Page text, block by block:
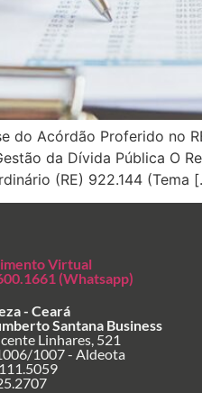
do Acórdão Proferido no
da Dívida Pública O
(RE) 922.144 (Tema
Virtual
(Whatsapp)
- Ceará
Santana Business
Linhares, 521
1007 - Aldeota